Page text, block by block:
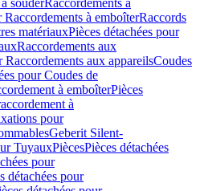
souderRaccordements à
Raccordements à emboîterRaccords
matériauxPièces détachées pour
Raccordements aux
Raccordements aux appareilsCoudes
pour Coudes de
à emboîterPièces
à
pour
Geberit Silent-
TuyauxPiècesPièces détachées
pour
détachées pour